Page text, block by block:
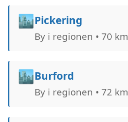
🏙️Pickering
By i regionen • 70 km
🏙️Burford
By i regionen • 72 km